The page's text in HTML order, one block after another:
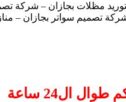
مظلات بجازان – شركة
شركة تصميم سواتر بجازان
ال24 ساعة